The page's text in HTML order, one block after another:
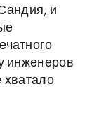
и
инженеров
хватало